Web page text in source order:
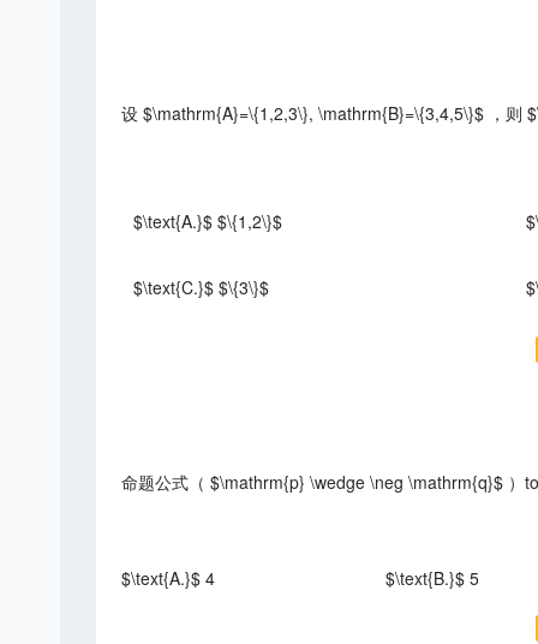
设 $\mathrm{A}=\{1,2,3\}, \mathrm{B}=\{3,4,5\}$ ，则
$\text{A.}$ $\{1,2\}$
$\text{C.}$ $\{3\}$
命题公式（ $\mathrm{p} \wedge \neg \mathrm{q}$ ）
$\text{A.}$ 4 $\text{B.}$ 5